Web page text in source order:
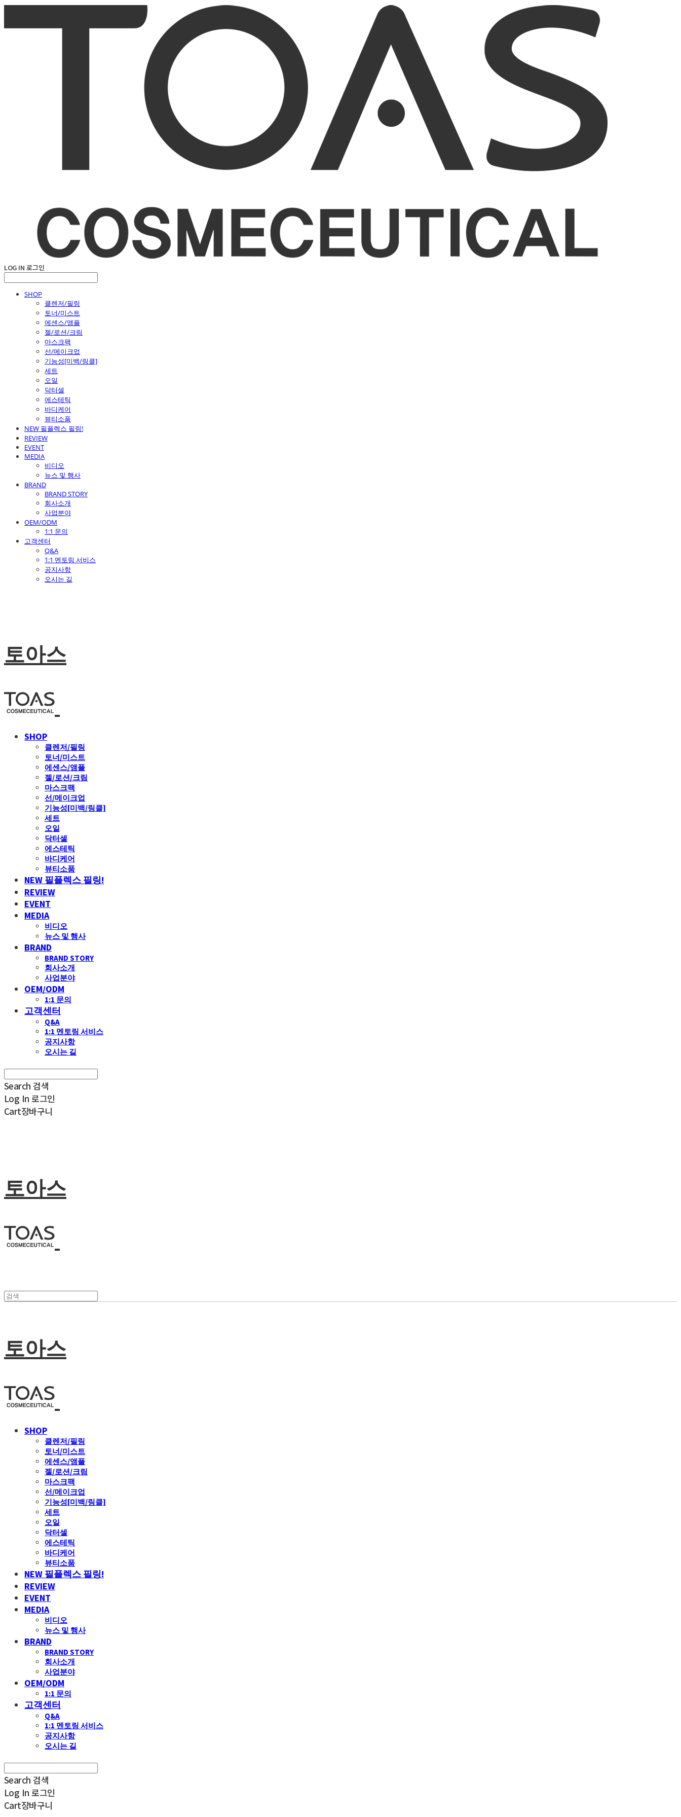
LOG IN 로그인
SHOP
클렌저/필링
토너/미스트
에센스/앰플
젤/로션/크림
마스크팩
선/메이크업
기능성[미백/링클]
세트
오일
닥터셀
에스테틱
바디케어
뷰티소품
NEW 필플렉스 필링!
REVIEW
EVENT
MEDIA
비디오
뉴스 및 행사
BRAND
BRAND STORY
회사소개
사업분야
OEM/ODM
1:1 문의
고객센터
Q&A
1:1 멘토링 서비스
공지사항
오시는 길
토아스
SHOP
클렌저/필링
토너/미스트
에센스/앰플
젤/로션/크림
마스크팩
선/메이크업
기능성[미백/링클]
세트
오일
닥터셀
에스테틱
바디케어
뷰티소품
NEW 필플렉스 필링!
REVIEW
EVENT
MEDIA
비디오
뉴스 및 행사
BRAND
BRAND STORY
회사소개
사업분야
OEM/ODM
1:1 문의
고객센터
Q&A
1:1 멘토링 서비스
공지사항
오시는 길
Search 검색
Log In 로그인
Cart장바구니
토아스
토아스
SHOP
클렌저/필링
토너/미스트
에센스/앰플
젤/로션/크림
마스크팩
선/메이크업
기능성[미백/링클]
세트
오일
닥터셀
에스테틱
바디케어
뷰티소품
NEW 필플렉스 필링!
REVIEW
EVENT
MEDIA
비디오
뉴스 및 행사
BRAND
BRAND STORY
회사소개
사업분야
OEM/ODM
1:1 문의
고객센터
Q&A
1:1 멘토링 서비스
공지사항
오시는 길
Search 검색
Log In 로그인
Cart장바구니